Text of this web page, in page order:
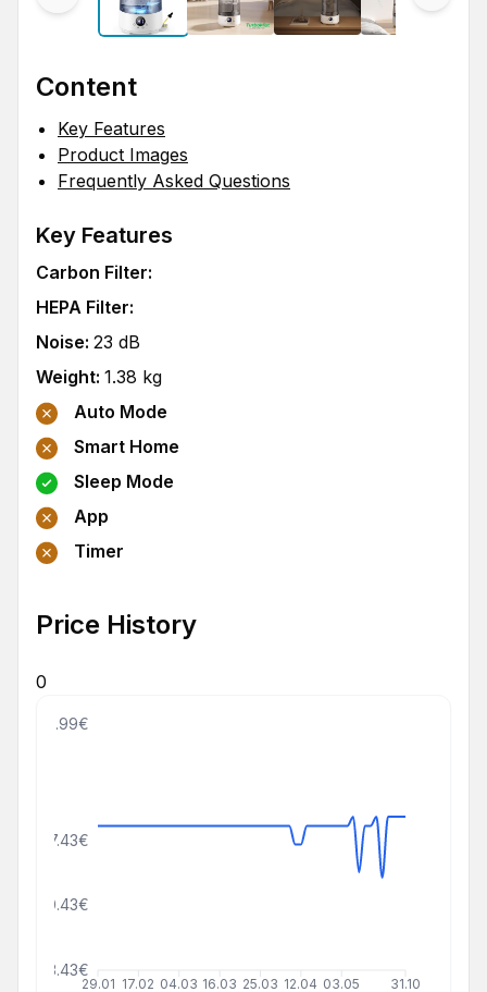
Content
Key Features
Product Images
Frequently Asked Questions
Key Features
Carbon Filter:
HEPA Filter:
Noise: 23 dB
Weight: 1.38 kg
Auto Mode
Smart Home
Sleep Mode
App
Timer
Price History
0
29.01 17.02 04.03 16.03 25.03 12.04 03.05 31.10
23.43€
30.43€
37.43€
49.99€